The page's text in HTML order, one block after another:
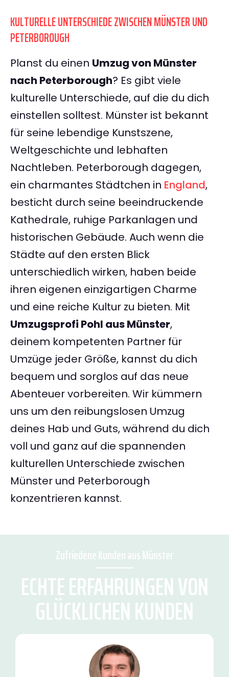
KULTURELLE UNTERSCHIEDE ZWISCHEN MÜNSTER UND
PETERBOROUGH
Planst du einen Umzug von Münster
nach Peterborough? Es gibt viele
kulturelle Unterschiede, auf die du dich
einstellen solltest. Münster ist bekannt
für seine lebendige Kunstszene,
Weltgeschichte und lebhaften
Nachtleben. Peterborough dagegen,
ein charmantes Städtchen in England,
besticht durch seine beeindruckende
Kathedrale, ruhige Parkanlagen und
historischen Gebäude. Auch wenn die
Städte auf den ersten Blick
unterschiedlich wirken, haben beide
ihren eigenen einzigartigen Charme
und eine reiche Kultur zu bieten. Mit
Umzugsprofi Pohl aus Münster,
deinem kompetenten Partner für
Umzüge jeder Größe, kannst du dich
bequem und sorglos auf das neue
Abenteuer vorbereiten. Wir kümmern
uns um den reibungslosen Umzug
deines Hab und Guts, während du dich
voll und ganz auf die spannenden
kulturellen Unterschiede zwischen
Münster und Peterborough
konzentrieren kannst.
Zufriedene Kunden aus Münster
ECHTE ERFAHRUNGEN VON
GLÜCKLICHEN KUNDEN